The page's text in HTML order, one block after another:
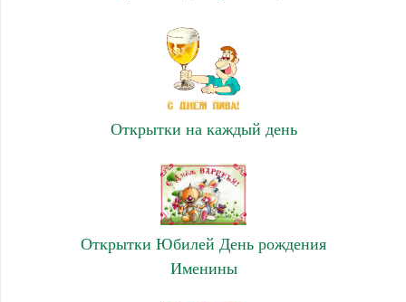
Открытки на каждый день
Открытки Юбилей День рождения
Именины